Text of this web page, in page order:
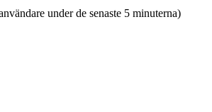
under de senaste 5 minuterna)